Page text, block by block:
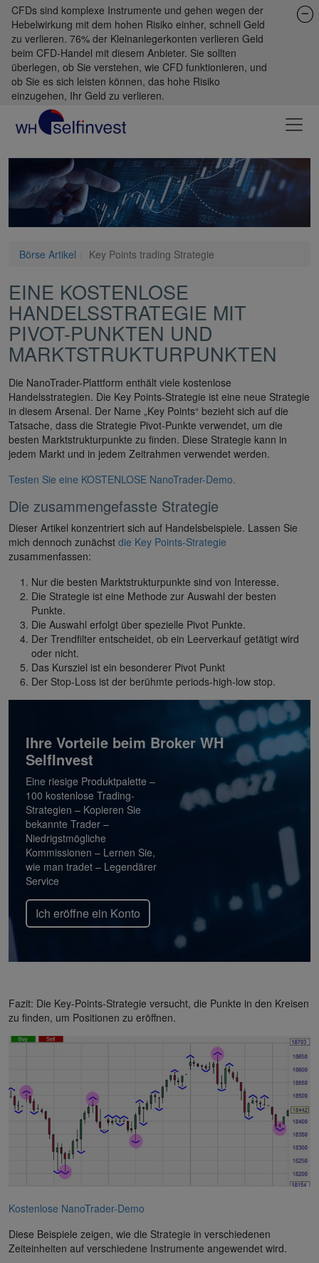
CFDs sind komplexe Instrumente und gehen wegen der
Hebelwirkung mit dem hohen Risiko einher, schnell Geld
zu verlieren. 76% der Kleinanlegerkonten verlieren Geld
beim CFD-Handel mit diesem Anbieter. Sie sollten
überlegen, ob Sie verstehen, wie CFD funktionieren, und
ob Sie es sich leisten können, das hohe Risiko
einzugehen, Ihr Geld zu verlieren.
Börse Artikel Key Points trading Strategie
EINE KOSTENLOSE
HANDELSSTRATEGIE MIT
PIVOT-PUNKTEN UND
MARKTSTRUKTURPUNKTEN
Die NanoTrader-Plattform enthält viele kostenlose
Handelsstrategien. Die Key Points-Strategie ist eine neue Strategie
in diesem Arsenal. Der Name „Key Points“ bezieht sich auf die
Tatsache, dass die Strategie Pivot-Punkte verwendet, um die
besten Marktstrukturpunkte zu finden. Diese Strategie kann in
jedem Markt und in jedem Zeitrahmen verwendet werden.
Testen Sie eine KOSTENLOSE NanoTrader-Demo.
Die zusammengefasste Strategie
Dieser Artikel konzentriert sich auf Handelsbeispiele. Lassen Sie
mich dennoch zunächst die Key Points-Strategie
zusammenfassen:
Nur die besten Marktstrukturpunkte sind von Interesse.
Die Strategie ist eine Methode zur Auswahl der besten
Punkte.
Die Auswahl erfolgt über spezielle Pivot Punkte.
Der Trendfilter entscheidet, ob ein Leerverkauf getätigt wird
oder nicht.
Das Kursziel ist ein besonderer Pivot Punkt
Der Stop-Loss ist der berühmte periods-high-low stop.
Ihre Vorteile beim Broker WH
SelfInvest
Eine riesige Produktpalette –
100 kostenlose Trading-
Strategien – Kopieren Sie
bekannte Trader –
Niedrigstmögliche
Kommissionen – Lernen Sie,
wie man tradet – Legendärer
Service
Ich eröffne ein Konto
Fazit: Die Key-Points-Strategie versucht, die Punkte in den Kreisen
zu finden, um Positionen zu eröffnen.
Kostenlose NanoTrader-Demo
Diese Beispiele zeigen, wie die Strategie in verschiedenen
Zeiteinheiten auf verschiedene Instrumente angewendet wird.